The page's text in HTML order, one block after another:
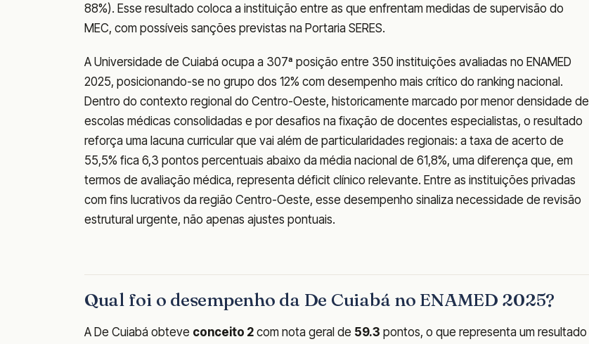
88%). Esse resultado coloca a instituição entre as que enfrentam medidas de supervisão do
MEC, com possíveis sanções previstas na Portaria SERES.
A Universidade de Cuiabá ocupa a 307ª posição entre 350 instituições avaliadas no ENAMED
2025, posicionando-se no grupo dos 12% com desempenho mais crítico do ranking nacional.
Dentro do contexto regional do Centro-Oeste, historicamente marcado por menor densidade de
escolas médicas consolidadas e por desafios na fixação de docentes especialistas, o resultado
reforça uma lacuna curricular que vai além de particularidades regionais: a taxa de acerto de
55,5% fica 6,3 pontos percentuais abaixo da média nacional de 61,8%, uma diferença que, em
termos de avaliação médica, representa déficit clínico relevante. Entre as instituições privadas
com fins lucrativos da região Centro-Oeste, esse desempenho sinaliza necessidade de revisão
estrutural urgente, não apenas ajustes pontuais.
Qual foi o desempenho da De Cuiabá no ENAMED 2025?
A De Cuiabá obteve conceito 2 com nota geral de 59.3 pontos, o que representa um resultado